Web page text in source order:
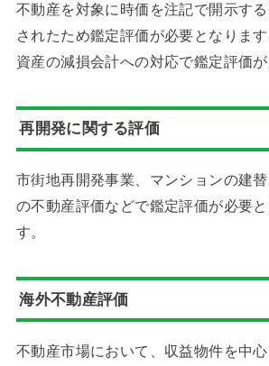
不動産を対象に時価を注記で開示す
されたため鑑定評価が必要となりま
資産の減損会計への対応で鑑定評価が
再開発に関する評価
市街地再開発事業、マンションの建
の不動産評価などで鑑定評価が必要
す。
海外不動産評価
不動産市場において、収益物件を中